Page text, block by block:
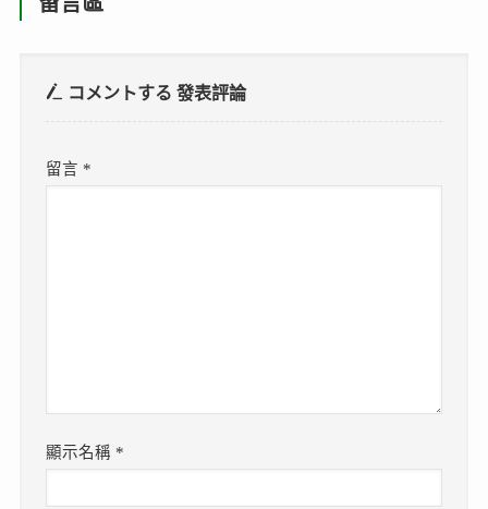
コメントする發表評論
留言 *
顯示名稱 *